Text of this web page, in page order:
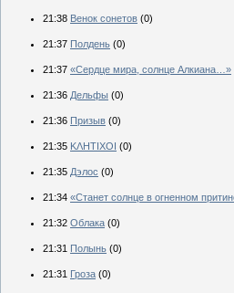
21:38 Венок сонетов (0)
21:37 Полдень (0)
21:37 «Сердце мира, солнце Алкиана…»
21:36 Дельфы (0)
21:36 Призыв (0)
21:35 ΚΛΗΤΙΧOI (0)
21:35 Дэлос (0)
21:34 «Станет солнце в огненном
21:32 Облака (0)
21:31 Полынь (0)
21:31 Гроза (0)